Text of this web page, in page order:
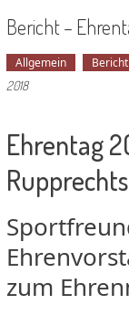
Bericht –
Allgemein Bericht
2018
Ehrentag
zum